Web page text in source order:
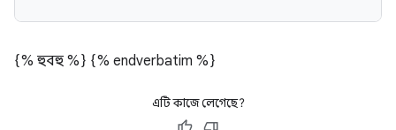
{% হুবহু %} {% endverbatim %}
এটি কাজে লেগেছে?